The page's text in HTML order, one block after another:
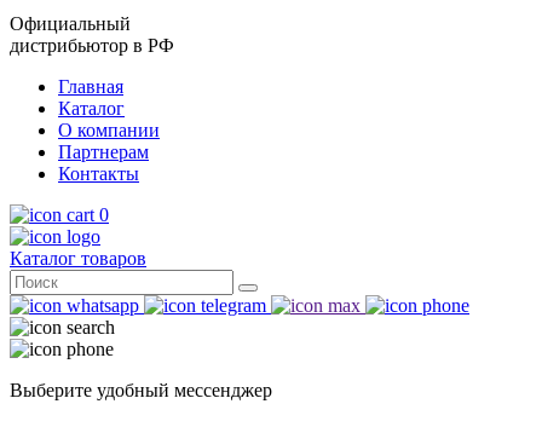
Официальный
дистрибьютор в РФ
Главная
Каталог
О компании
Партнерам
Контакты
0
Каталог товаров
Поиск
for:
Выберите удобный мессенджер